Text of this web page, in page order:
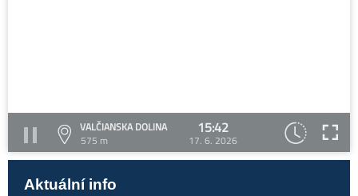
VALČIANSKA DOLINA
575 m
15:42
17. 6. 2026
Aktuální info